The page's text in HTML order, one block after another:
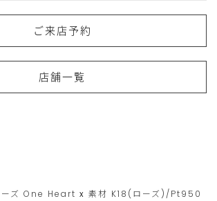
ご来店予約
店舗一覧
ズ One Heart x 素材 K18(ローズ)/Pt950